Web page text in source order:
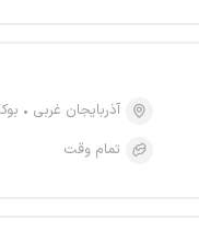
آذربایجان غربی
تمام وقت